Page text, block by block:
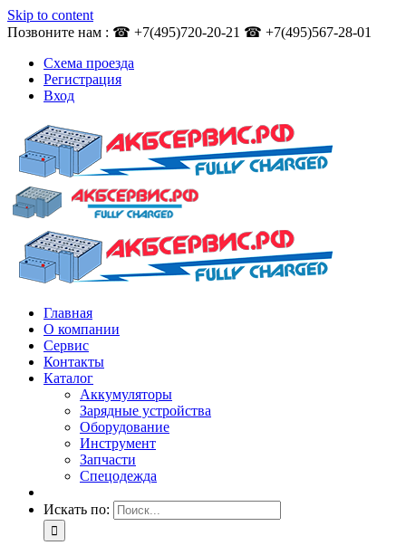
Skip to content
Позвоните нам : ☎ +7(495)720-20-21 ☎ +7(495)567-28-01
Схема проезда
Регистрация
Вход
Главная
О компании
Сервис
Контакты
Каталог
Аккумуляторы
Зарядные устройства
Оборудование
Инструмент
Запчасти
Спецодежда
Искать по: